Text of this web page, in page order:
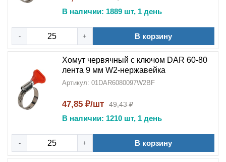
В наличии: 1889 шт, 1 день
- + В корзину
Хомут червячный с ключом DAR 60-80
лента 9 мм W2-нержавейка
Артикул: 01DAR6080097W2BF
47,85 ₽/шт 49,43 ₽
В наличии: 1210 шт, 1 день
- + В корзину